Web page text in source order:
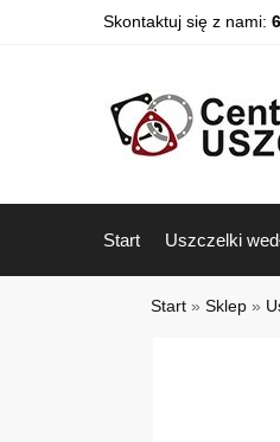
Skontaktuj się z nami:
Start Uszczelki
Start » Sklep »